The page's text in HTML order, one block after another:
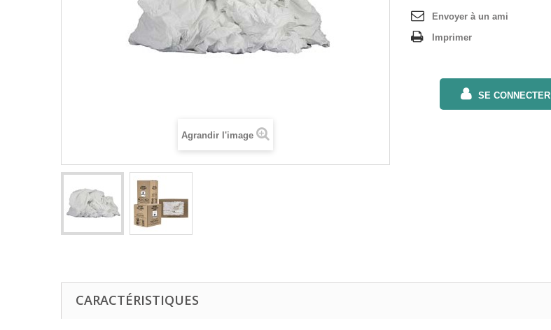
Agrandir l'image
Envoyer à un ami
Imprimer
SE CONNECTER
CARACTÉRISTIQUES